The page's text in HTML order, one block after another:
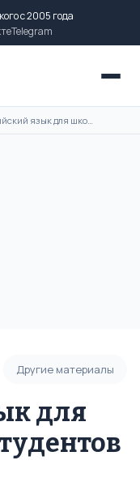
с 2005 года
Telegram
Английский язык для школьников и студентов бесплатно
Другие материалы
для